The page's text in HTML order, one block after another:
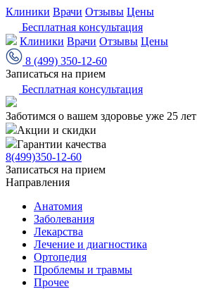
Клиники Врачи Отзывы Цены
Бесплатная консультация
Клиники Врачи Отзывы Цены
8 (499) 350-12-60
Записаться на прием
Бесплатная консультация
Заботимся о вашем здоровье уже 25 лет
Акции и скидки
Гарантии качества
8(499)350-12-60
Записаться на прием
Направления
Анатомия
Заболевания
Лекарства
Лечение и диагностика
Ортопедия
Проблемы и травмы
Прочее